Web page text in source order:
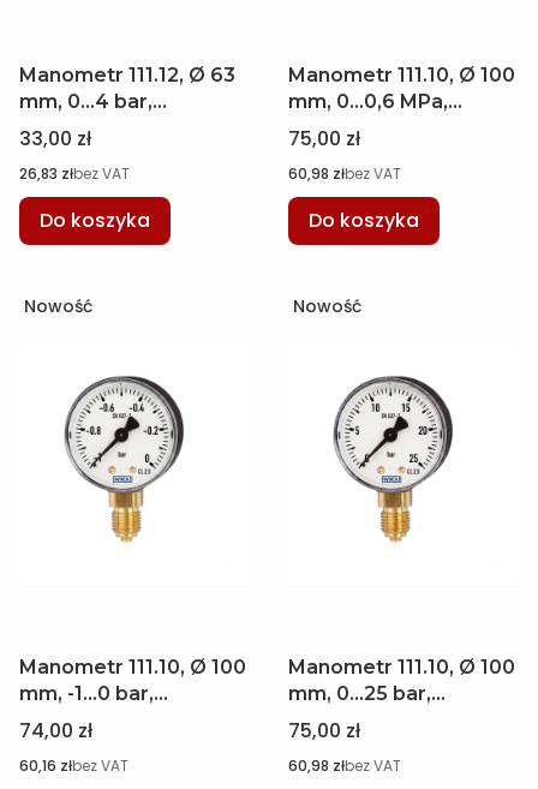
Manometr 111.12, Ø 63
mm, 0...4 bar,
przyłącze tylne M12 x
1,5 WIKA 7399077
Cena
33,00 zł
Cena
26,83 złbez VAT
Do koszyka
Manometr 111.10, Ø 100
mm, 0...0,6 MPa,
przyłącze dolne M20 x
1,5 WIKA 7414008
Cena
75,00 zł
Cena
60,98 złbez VAT
Do koszyka
Nowość
Manometr 111.10, Ø 100
mm, -1...0 bar,
przyłącze dolne G 1/2 B
WIKA 7399484
Cena
74,00 zł
Cena
60,16 złbez VAT
Nowość
Manometr 111.10, Ø 100
mm, 0...25 bar,
przyłącze dolne M20 x
1,5 WIKA 7391955
Cena
75,00 zł
Cena
60,98 złbez VAT